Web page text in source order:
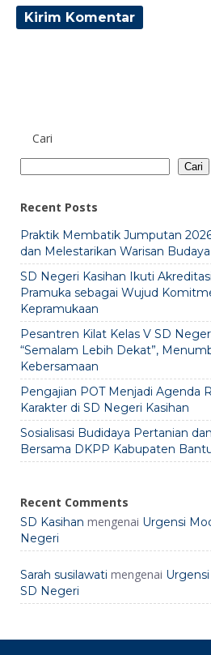
Cari
Cari
Recent Posts
Praktik Membatik Jumputan
dan Melestarikan Warisan
SD Negeri Kasihan Ikuti
Pramuka sebagai Wujud
Kepramukaan
Pesantren Kilat Kelas V SD
“Semalam Lebih Dekat”,
Kebersamaan
Pengajian POT Menjadi Agenda
Karakter di SD Negeri Kasihan
Sosialisasi Budidaya Pertanian
Bersama DKPP Kabupaten
Recent Comments
SD Kasihan mengenai Urgensi
Negeri
Sarah susilawati mengenai
SD Negeri